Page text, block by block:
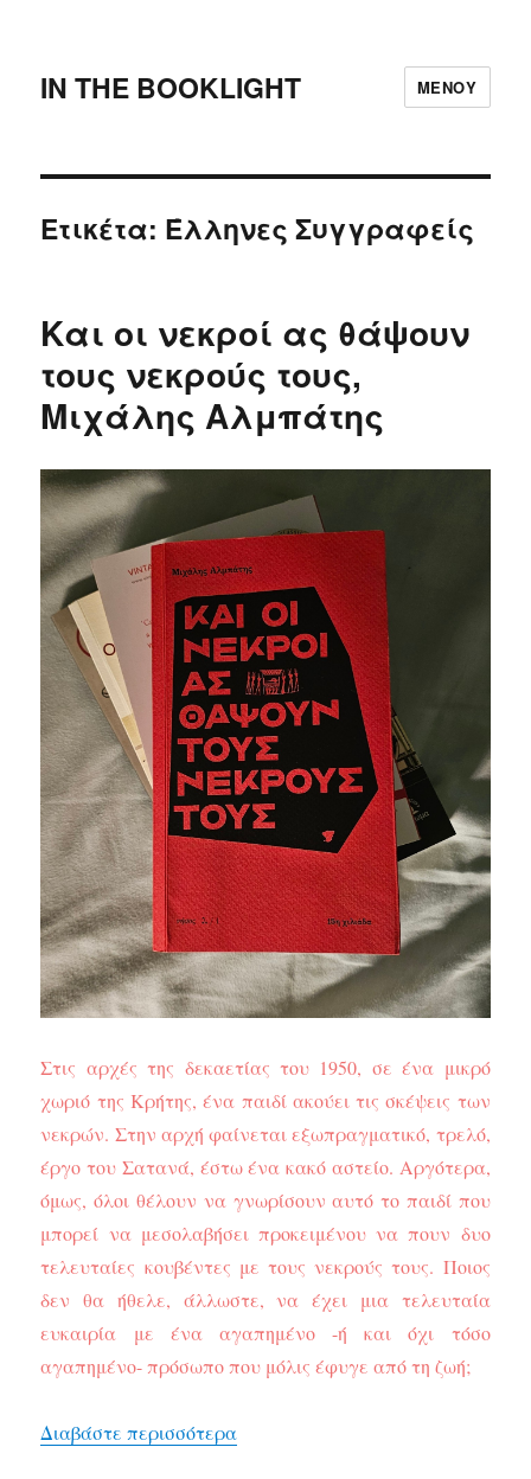
IN THE BOOKLIGHT ΜΕΝΟΎ
Ετικέτα: Έλληνες Συγγραφείς
Και οι νεκροί ας θάψουν
τους νεκρούς τους,
Μιχάλης Αλμπάτης
Στις αρχές της δεκαετίας του 1950, σε ένα μικρό
χωριό της Κρήτης, ένα παιδί ακούει τις σκέψεις των
νεκρών. Στην αρχή φαίνεται εξωπραγματικό, τρελό,
έργο του Σατανά, έστω ένα κακό αστείο. Αργότερα,
όμως, όλοι θέλουν να γνωρίσουν αυτό το παιδί που
μπορεί να μεσολαβήσει προκειμένου να πουν δυο
τελευταίες κουβέντες με τους νεκρούς τους. Ποιος
δεν θα ήθελε, άλλωστε, να έχει μια τελευταία
ευκαιρία με ένα αγαπημένο -ή και όχι τόσο
αγαπημένο- πρόσωπο που μόλις έφυγε από τη ζωή;
Διαβάστε περισσότερα